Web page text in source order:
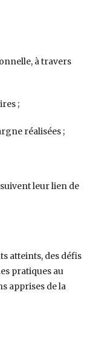
à travers
;
réalisées ;
leur lien de
atteints, des défis
pratiques au
apprises de la